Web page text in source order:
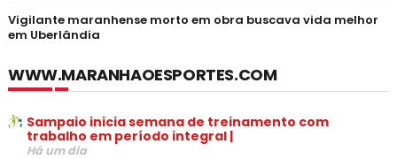
Vigilante maranhense morto em obra buscava vida melhor
em Uberlândia
WWW.MARANHAOESPORTES.COM
Sampaio inicia semana de treinamento com
trabalho em período integral |
Há um dia